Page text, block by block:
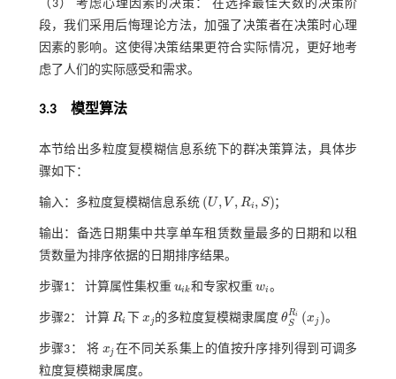
（3） 考虑心理因素的决策： 在选择最佳天数的决策阶
段，我们采用后悔理论方法，加强了决策者在决策时心理
因素的影响。这使得决策结果更符合实际情况，更好地考
虑了人们的实际感受和需求。
3.3 模型算法
本节给出多粒度复模糊信息系统下的群决策算法，具体步
骤如下：
输入：多粒度复模糊信息系统 (U, V , Ri , S)
U,V , Ri ,S ；
输出：备选日期集中共享单车租赁数量最多的日期和以租
赁数量为排序依据的日期排序结果。
步骤1： 计算属性集权重 uik
uik 和专家权重 wi
wi 。
步骤2： 计算 Ri
Ri 下 x j
xj 的多粒度复模糊隶属度 θ Ri
S (x j )
θSR ixj 。
步骤3： 将 xj
xj 在不同关系集上的值按升序排列得到可调多
粒度复模糊隶属度。